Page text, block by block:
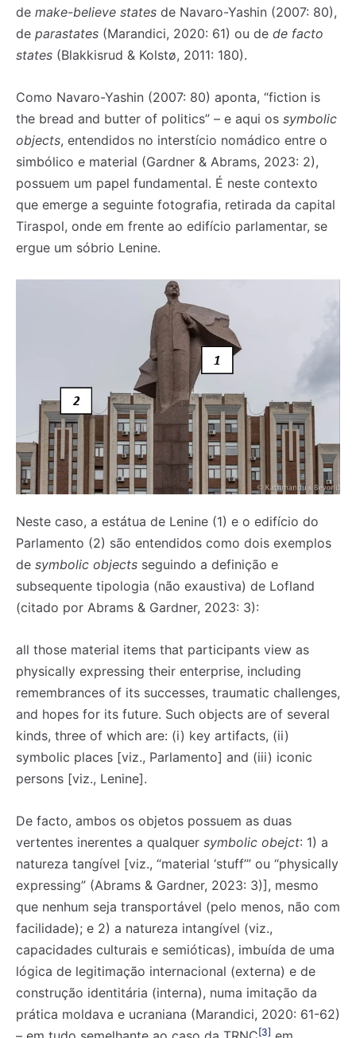
de make-believe states de Navaro-Yashin (2007: 80),
de parastates (Marandici, 2020: 61) ou de de facto
states (Blakkisrud & Kolstø, 2011: 180).
Como Navaro-Yashin (2007: 80) aponta, “fiction is
the bread and butter of politics” – e aqui os symbolic
objects, entendidos no interstício nomádico entre o
simbólico e material (Gardner & Abrams, 2023: 2),
possuem um papel fundamental. É neste contexto
que emerge a seguinte fotografia, retirada da capital
Tiraspol, onde em frente ao edifício parlamentar, se
ergue um sóbrio Lenine.
Neste caso, a estátua de Lenine (1) e o edifício do
Parlamento (2) são entendidos como dois exemplos
de symbolic objects seguindo a definição e
subsequente tipologia (não exaustiva) de Lofland
(citado por Abrams & Gardner, 2023: 3):
all those material items that participants view as
physically expressing their enterprise, including
remembrances of its successes, traumatic challenges,
and hopes for its future. Such objects are of several
kinds, three of which are: (i) key artifacts, (ii)
symbolic places [viz., Parlamento] and (iii) iconic
persons [viz., Lenine].
De facto, ambos os objetos possuem as duas
vertentes inerentes a qualquer symbolic obejct: 1) a
natureza tangível [viz., “material ‘stuff’” ou “physically
expressing” (Abrams & Gardner, 2023: 3)], mesmo
que nenhum seja transportável (pelo menos, não com
facilidade); e 2) a natureza intangível (viz.,
capacidades culturais e semióticas), imbuída de uma
lógica de legitimação internacional (externa) e de
construção identitária (interna), numa imitação da
prática moldava e ucraniana (Marandici, 2020: 61-62)
[3]